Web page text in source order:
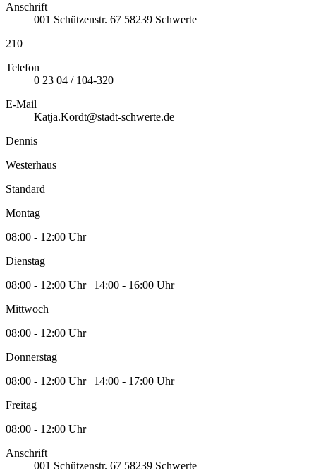
Anschrift
001 Schützenstr. 67 58239 Schwerte
210
Telefon
0 23 04 / 104-320
E-Mail
Katja.Kordt@stadt-schwerte.de
Dennis
Westerhaus
Standard
Montag
08:00 - 12:00 Uhr
Dienstag
08:00 - 12:00 Uhr | 14:00 - 16:00 Uhr
Mittwoch
08:00 - 12:00 Uhr
Donnerstag
08:00 - 12:00 Uhr | 14:00 - 17:00 Uhr
Freitag
08:00 - 12:00 Uhr
Anschrift
001 Schützenstr. 67 58239 Schwerte